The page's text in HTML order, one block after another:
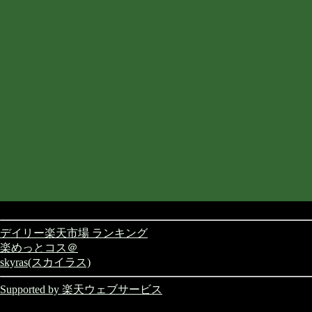
デイリー楽天市場 ランキング
楽めっとコス＠
skyras(スカイラス)
Supported by 楽天ウェブサービス